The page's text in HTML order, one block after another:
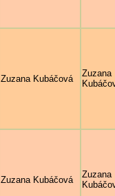
Zuzana Kubáčová
Zuzana
Zuzana Kubáčová
Zuzana